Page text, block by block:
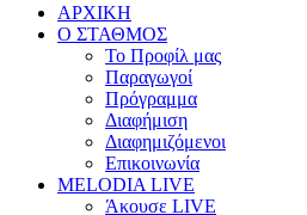
ΑΡΧΙΚΗ
Ο ΣΤΑΘΜΟΣ
Το Προφίλ μας
Παραγωγοί
Πρόγραμμα
Διαφήμιση
Διαφημιζόμενοι
Επικοινωνία
MELODIA LIVE
Άκουσε LIVE